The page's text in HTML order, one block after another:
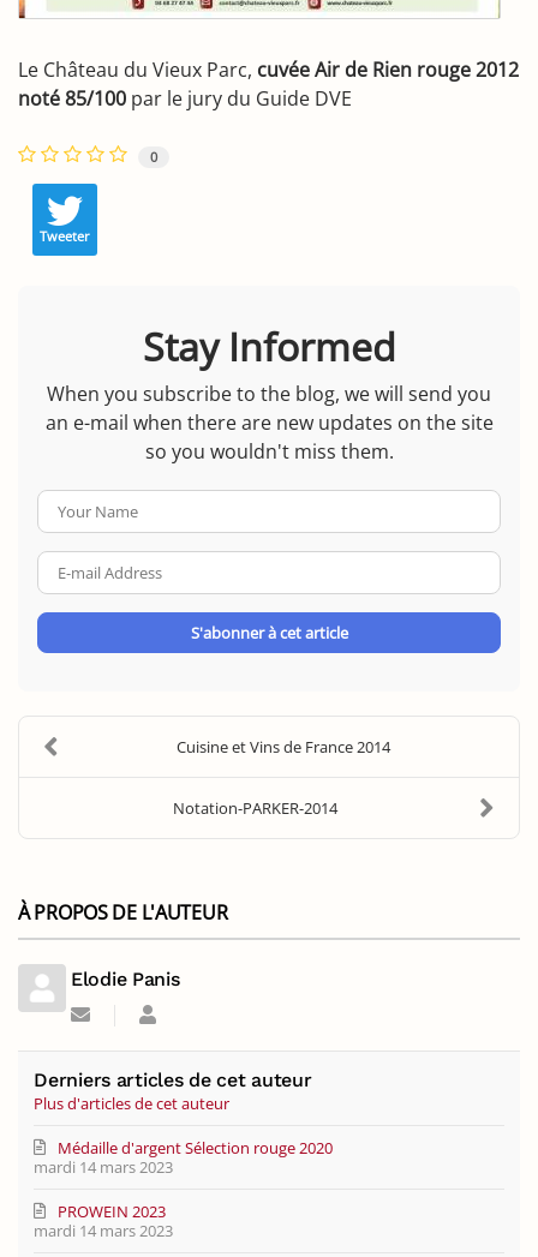
Le Château du Vieux Parc, cuvée Air de Rien rouge 2012
noté 85/100 par le jury du Guide DVE
0
Tweeter
Stay Informed
When you subscribe to the blog, we will send you
an e-mail when there are new updates on the site
so you wouldn't miss them.
Name
mail
Address
S'abonner à cet article
Cuisine et Vins de France 2014
Notation-PARKER-2014
À PROPOS DE L'AUTEUR
Elodie Panis
Suivre
blogueur
Elodie
Derniers articles de cet auteur
Plus d'articles de cet auteur
mardi 14 mars 2023
Médaille d'argent Sélection rouge 2020
mardi 14 mars 2023
PROWEIN 2023